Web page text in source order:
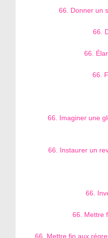
66. Donner un
66.
66.
66.
66. Imaginer une
66. Instaurer un
66.
66. Mettre
66. Mettre fin aux